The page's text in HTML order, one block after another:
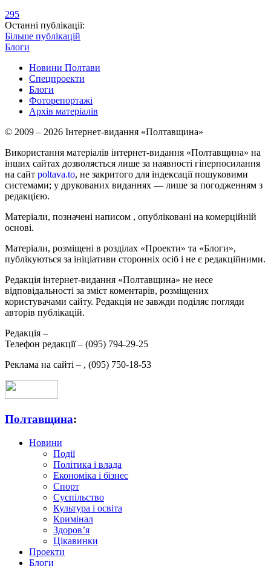
295
Останні публікації:
Більше публікацій
Блоги
Новини Полтави
Спецпроекти
Блоги
Фоторепортажі
Архів матеріалів
© 2009 – 2026 Інтернет-видання «Полтавщина»
Використання матеріалів інтернет-видання «Полтавщина» на
інших сайтах дозволяється лише за наявності гіперпосилання
на сайт poltava.to, не закритого для індексації пошуковими
системами; у друкованих виданнях — лише за погодженням з
редакцією.
Матеріали, позначені написом , опубліковані на комерційній
основі.
Матеріали, розміщені в розділах «Проекти» та «Блоги»,
публікуються за ініціативи сторонніх осіб і не є редакційними.
Редакція інтернет-видання «Полтавщина» не несе
відповідальності за зміст коментарів, розміщених
користувачами сайту. Редакція не завжди поділяє погляди
авторів публікацій.
Редакція –
Телефон редакції – (095) 794-29-25
Реклама на сайті – , (095) 750-18-53
Полтавщина:
Новини
Події
Політика і влада
Економіка і бізнес
Спорт
Суспільство
Культура і освіта
Кримінал
Здоров’я
Цікавинки
Проекти
Блоги